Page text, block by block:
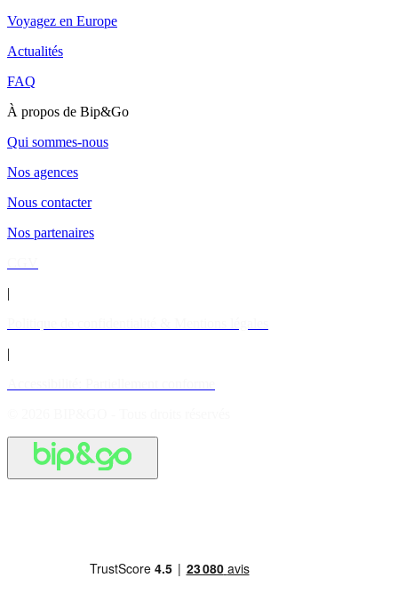
Voyagez en Europe
Actualités
FAQ
À propos de Bip&Go
Qui sommes-nous
Nos agences
Nous contacter
Nos partenaires
|
|